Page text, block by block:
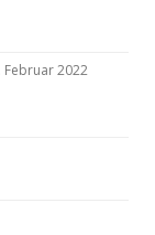
Februar 2022